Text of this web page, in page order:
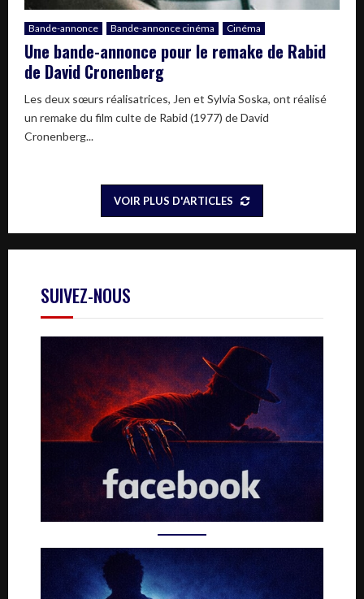
Bande-annonce Bande-annonce cinéma Cinéma
Une bande-annonce pour le remake de Rabid
de David Cronenberg
Les deux sœurs réalisatrices, Jen et Sylvia Soska, ont réalisé
un remake du film culte de Rabid (1977) de David
Cronenberg...
VOIR PLUS D'ARTICLES
SUIVEZ-NOUS